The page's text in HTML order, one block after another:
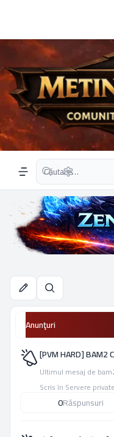
Navigation menu
Căutare
Căutare
Anunţuri
[PVM HARD] BAM2
Ultimul mesaj de
Scris în Servere private
0Răspunsuri